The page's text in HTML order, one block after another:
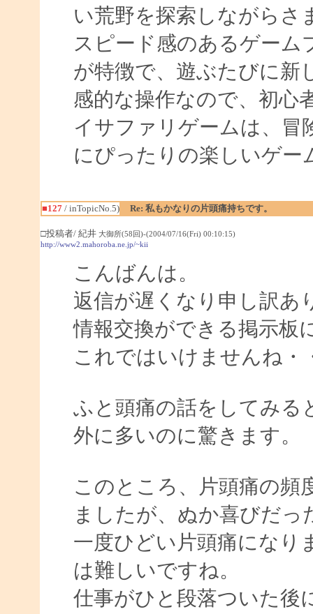
い荒野を探索しながらさ
スピード感のあるゲーム
が特徴で、遊ぶたびに新
感的な操作なので、初心
イサファリゲームは、冒
にぴったりの楽しいゲー
■127/ inTopicNo.5) Re: 私もかなりの片頭痛持ちです。
□投稿者/ 紀井 大御所(58回)-(2004/07/16(Fri) 00:10:15)
http://www2.mahoroba.ne.jp/~kii
こんばんは。
返信が遅くなり申し訳
情報交換ができる掲示板
これではいけませんね・
ふと頭痛の話をしてみる
外に多いのに驚きます。
このところ、片頭痛の
ましたが、ぬか喜びだ
一度ひどい片頭痛になり
は難しいですね。
仕事がひと段落ついた後